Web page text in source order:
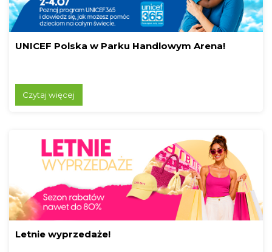
UNICEF Polska w Parku Handlowym Arena!
Czytaj więcej
Letnie wyprzedaże!